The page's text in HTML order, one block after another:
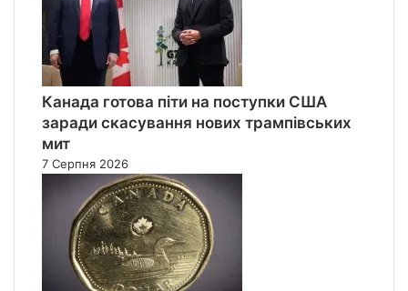
Канада готова піти на поступки США
заради скасування нових трампівських
мит
7 Серпня 2026